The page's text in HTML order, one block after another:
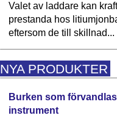
Valet av laddare kan
prestanda hos
eftersom de till skillnad...
NYA PRODUKTER
Burken som
instrument